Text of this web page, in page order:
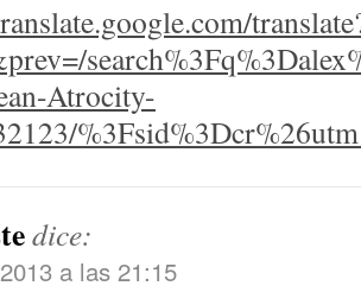
Atrocity-
dice:
a las 21:15